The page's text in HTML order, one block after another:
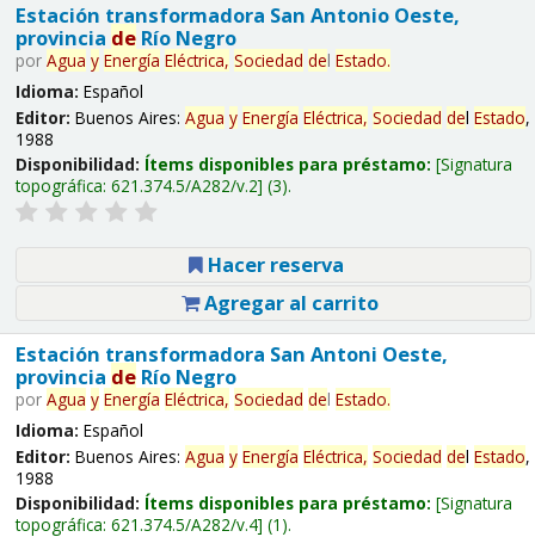
Estación transformadora San Antonio Oeste,
provincia deRío Negro
por Agua y Energía Eléctrica, Sociedad del Estado.
Idioma: Español
Editor: Buenos Aires: Agua y Energía Eléctrica, Sociedad del Estado,
1988
Disponibilidad: Ítems disponibles para préstamo: Signatura
topográfica: 621.374.5/A282/v.2 (3).
Hacer reserva
Agregar al carrito
Estación transformadora San Antoni Oeste,
provincia deRío Negro
por Agua y Energía Eléctrica, Sociedad del Estado.
Idioma: Español
Editor: Buenos Aires: Agua y Energía Eléctrica, Sociedad del Estado,
1988
Disponibilidad: Ítems disponibles para préstamo: Signatura
topográfica: 621.374.5/A282/v.4 (1).